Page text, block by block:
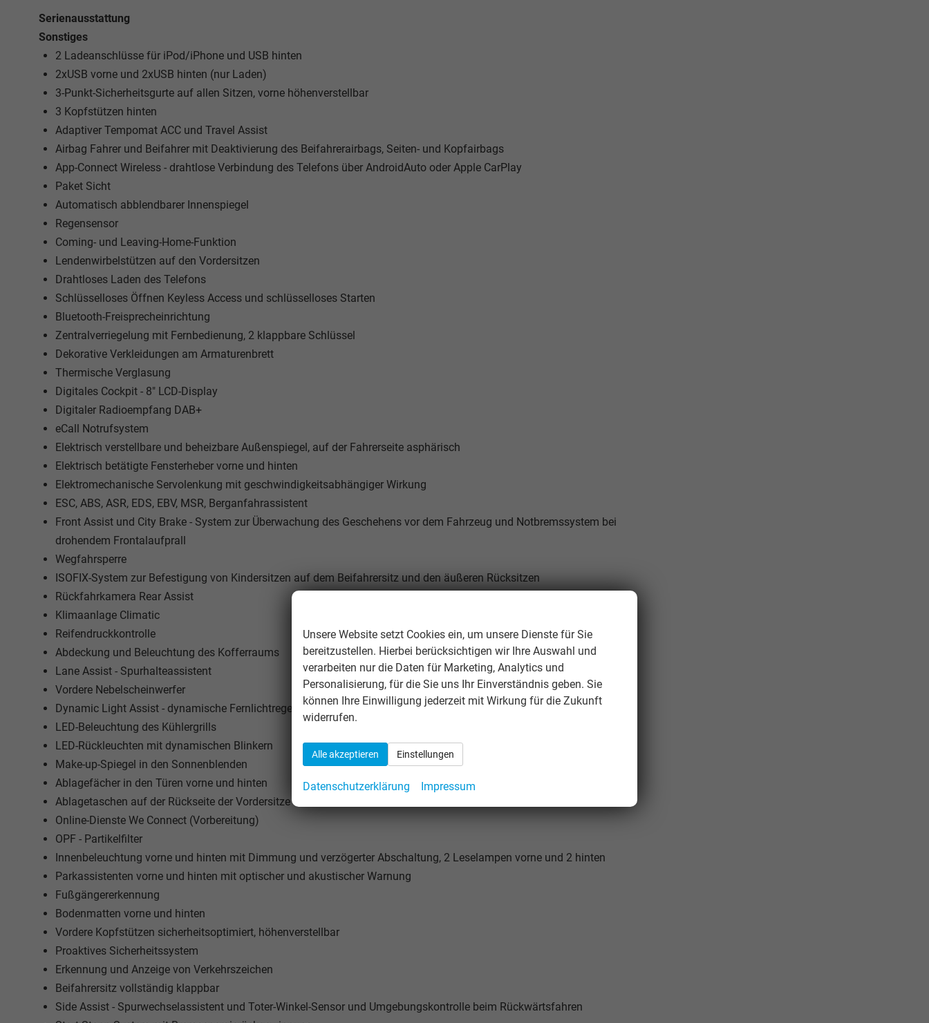
Serienausstattung
Sonstiges
2 Ladeanschlüsse für iPod/iPhone und USB hinten
2xUSB vorne und 2xUSB hinten (nur Laden)
3-Punkt-Sicherheitsgurte auf allen Sitzen, vorne höhenverstellbar
3 Kopfstützen hinten
Adaptiver Tempomat ACC und Travel Assist
Airbag Fahrer und Beifahrer mit Deaktivierung des Beifahrerairbags, Seiten- und Kopfairbags
App-Connect Wireless - drahtlose Verbindung des Telefons über AndroidAuto oder Apple CarPlay
Paket Sicht
Automatisch abblendbarer Innenspiegel
Regensensor
Coming- und Leaving-Home-Funktion
Lendenwirbelstützen auf den Vordersitzen
Drahtloses Laden des Telefons
Schlüsselloses Öffnen Keyless Access und schlüsselloses Starten
Bluetooth-Freisprecheinrichtung
Zentralverriegelung mit Fernbedienung, 2 klappbare Schlüssel
Dekorative Verkleidungen am Armaturenbrett
Thermische Verglasung
Digitales Cockpit - 8" LCD-Display
Digitaler Radioempfang DAB+
eCall Notrufsystem
Elektrisch verstellbare und beheizbare Außenspiegel, auf der Fahrerseite asphärisch
Elektrisch betätigte Fensterheber vorne und hinten
Elektromechanische Servolenkung mit geschwindigkeitsabhängiger Wirkung
ESC, ABS, ASR, EDS, EBV, MSR, Berganfahrassistent
Front Assist und City Brake - System zur Überwachung des Geschehens vor dem Fahrzeug und Notbremssystem bei
drohendem Frontalaufprall
Wegfahrsperre
ISOFIX-System zur Befestigung von Kindersitzen auf dem Beifahrersitz und den äußeren Rücksitzen
Rückfahrkamera Rear Assist
Klimaanlage Climatic
Reifendruckkontrolle
Abdeckung und Beleuchtung des Kofferraums
Lane Assist - Spurhalteassistent
Vordere Nebelscheinwerfer
Dynamic Light Assist - dynamische Fernlichtregelung mit Verkehrsschatten
LED-Beleuchtung des Kühlergrills
LED-Rückleuchten mit dynamischen Blinkern
Make-up-Spiegel in den Sonnenblenden
Ablagefächer in den Türen vorne und hinten
Ablagetaschen auf der Rückseite der Vordersitze
Online-Dienste We Connect (Vorbereitung)
OPF - Partikelfilter
Innenbeleuchtung vorne und hinten mit Dimmung und verzögerter Abschaltung, 2 Leselampen vorne und 2 hinten
Parkassistenten vorne und hinten mit optischer und akustischer Warnung
Fußgängererkennung
Bodenmatten vorne und hinten
Vordere Kopfstützen sicherheitsoptimiert, höhenverstellbar
Proaktives Sicherheitssystem
Erkennung und Anzeige von Verkehrszeichen
Beifahrersitz vollständig klappbar
Side Assist - Spurwechselassistent und Toter-Winkel-Sensor und Umgebungskontrolle beim Rückwärtsfahren
Unsere Website setzt Cookies ein, um unsere Dienste für Sie
bereitzustellen. Hierbei berücksichtigen wir Ihre Auswahl und
verarbeiten nur die Daten für Marketing, Analytics und
Personalisierung, für die Sie uns Ihr Einverständnis geben. Sie
können Ihre Einwilligung jederzeit mit Wirkung für die Zukunft
widerrufen.
Alle akzeptieren Einstellungen
Datenschutzerklärung Impressum